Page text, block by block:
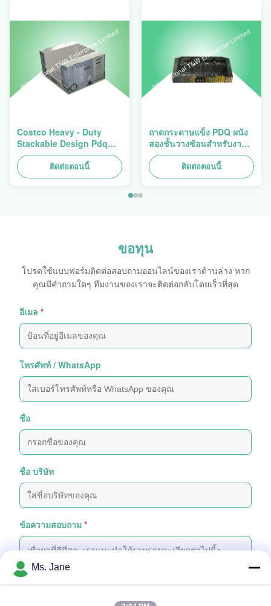
Costco Heavy - Duty
Stackable Design Pdq
Trays To Selling Curtain ,
Load 100kgsติดต่อตอนนี้
ถาดกระดาษแข็ง PDQ ผนัง
สองชั้นวางซ้อนสำหรับงาน
หนักสำหรับส่งเสริมเครื่อง
เทศ/อาหารติดต่อตอนนี้
ขอทุน
โปรดใช้แบบฟอร์มติดต่อสอบถามออนไลน์ของเราด้านล่าง หาก
คุณมีคำถามใดๆ ทีมงานของเราจะติดต่อกลับโดยเร็วที่สุด
อีเมล *
โทรศัพท์ / WhatsApp
ชื่อ
ชื่อ บริษัท
ข้อความสอบถาม *
Ms. Jane